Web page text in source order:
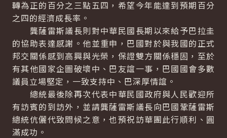
轉為正的百分之三點五四，希望今年能達到預期百分
之四的經濟成長率。
龔薩雷斯議長則對中華民國長期以來給予巴拉圭
的協助表達感謝。他並重申，巴國對於與我國的正式
邦交關係感到高興與光榮，保證雙方關係穩固，至於
有其他國家企圖破壞中、巴友誼一事，巴國國會多數
議員立場堅定，一致支持中、巴深厚情誼。
總統最後除再次代表中華民國政府與人民歡迎所
有訪賓的到訪外，並請龔薩雷斯議長向巴國鞏薩雷斯
總統伉儷代致問候之意，也預祝訪華團此行順利、圓
滿成功。